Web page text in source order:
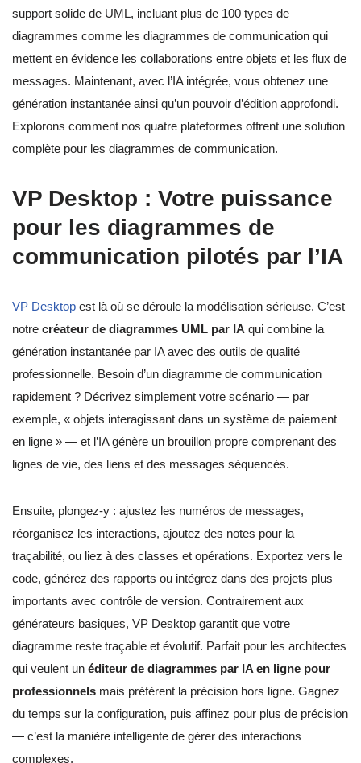
support solide de UML, incluant plus de 100 types de
diagrammes comme les diagrammes de communication qui
mettent en évidence les collaborations entre objets et les flux de
messages. Maintenant, avec l’IA intégrée, vous obtenez une
génération instantanée ainsi qu’un pouvoir d’édition approfondi.
Explorons comment nos quatre plateformes offrent une solution
complète pour les diagrammes de communication.
VP Desktop : Votre puissance
pour les diagrammes de
communication pilotés par l’IA
VP Desktop est là où se déroule la modélisation sérieuse. C’est
notre créateur de diagrammes UML par IA qui combine la
génération instantanée par IA avec des outils de qualité
professionnelle. Besoin d’un diagramme de communication
rapidement ? Décrivez simplement votre scénario — par
exemple, « objets interagissant dans un système de paiement
en ligne » — et l’IA génère un brouillon propre comprenant des
lignes de vie, des liens et des messages séquencés.
Ensuite, plongez-y : ajustez les numéros de messages,
réorganisez les interactions, ajoutez des notes pour la
traçabilité, ou liez à des classes et opérations. Exportez vers le
code, générez des rapports ou intégrez dans des projets plus
importants avec contrôle de version. Contrairement aux
générateurs basiques, VP Desktop garantit que votre
diagramme reste traçable et évolutif. Parfait pour les architectes
qui veulent un éditeur de diagrammes par IA en ligne pour
professionnels mais préfèrent la précision hors ligne. Gagnez
du temps sur la configuration, puis affinez pour plus de précision
— c’est la manière intelligente de gérer des interactions
complexes.